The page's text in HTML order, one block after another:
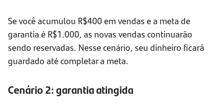
Se você acumulou R$400 em vendas e a meta de
garantia é R$1.000, as novas vendas continuarão
sendo reservadas. Nesse cenário, seu dinheiro ficará
guardado até completar a meta.
Cenário 2: garantia atingida